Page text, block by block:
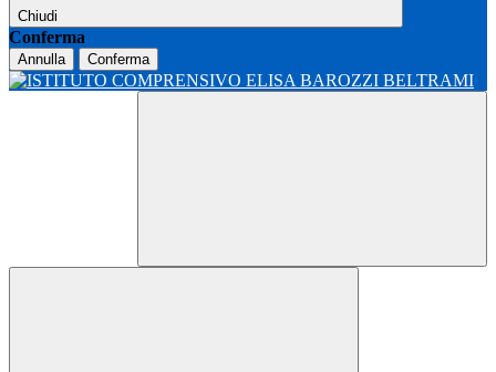
Chiudi
Conferma
Annulla Conferma